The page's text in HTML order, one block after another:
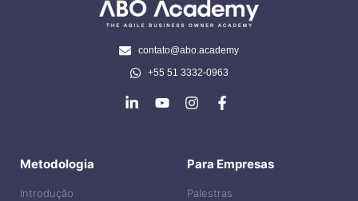
contato@abo.academy
+55 51 3332-0963
Metodologia
Introdução
Para Empresas
Palestras